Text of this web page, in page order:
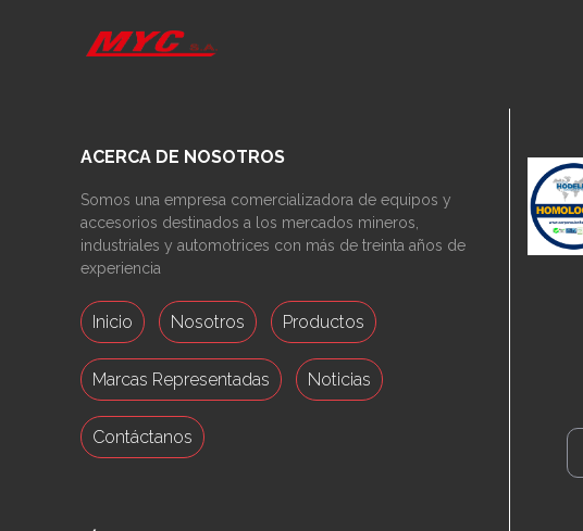
ACERCA DE NOSOTROS
Somos una empresa comercializadora de equipos y
accesorios destinados a los mercados mineros,
industriales y automotrices con más de treinta años de
experiencia
Inicio Nosotros Productos
Marcas Representadas Noticias
Contáctanos